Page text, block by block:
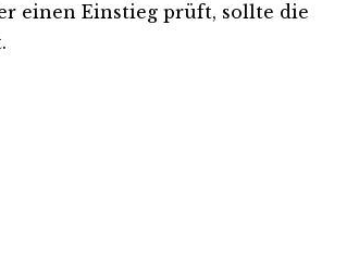
einen Einstieg prüft, sollte die